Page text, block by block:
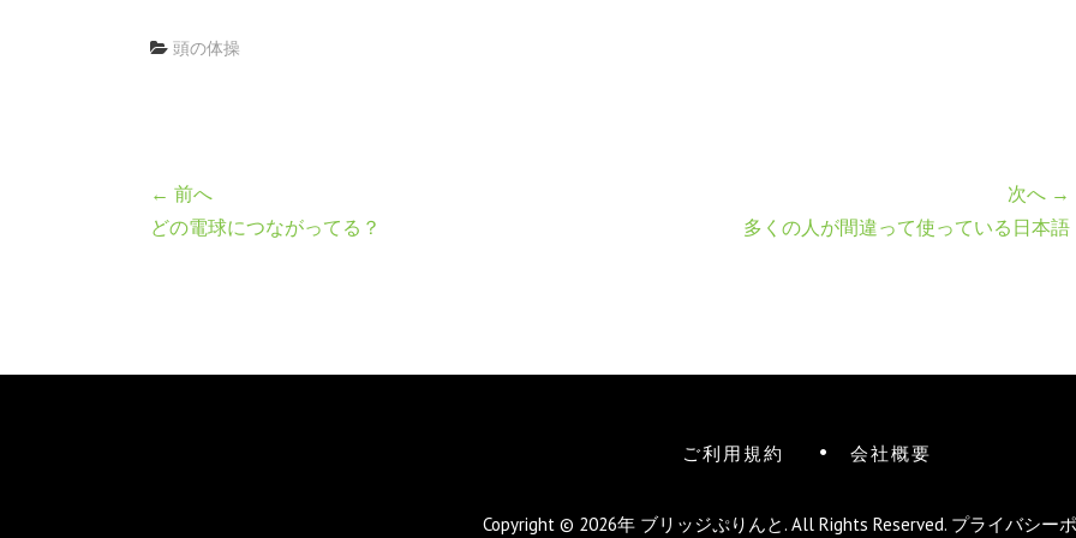
頭の体操
← 前へ
どの電球につながってる？
次へ →
多くの人が間違って使っている日本語
ご利用規約 会社概要
Copyright © 2026年 ブリッジぷりんと. All Rights Reserved. プライバシー